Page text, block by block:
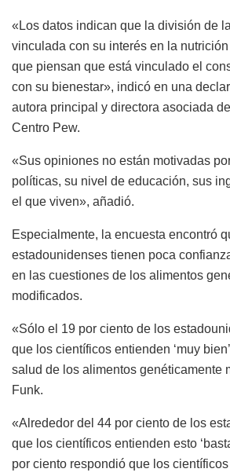
«Los datos indican que la división de
vinculada con su interés en la
que piensan que está vinculado el
con su bienestar», indicó en una
autora principal y directora asociada
Centro Pew.
«Sus opiniones no están motivadas
políticas, su nivel de educación, sus
el que viven», añadió.
Especialmente, la encuesta encontró
estadounidenses tienen poca
en las cuestiones de los alimentos
modificados.
«Sólo el 19 por ciento de los
que los científicos entienden ‘muy
salud de los alimentos genéticamente
Funk.
«Alrededor del 44 por ciento de los
que los científicos entienden esto
por ciento respondió que los